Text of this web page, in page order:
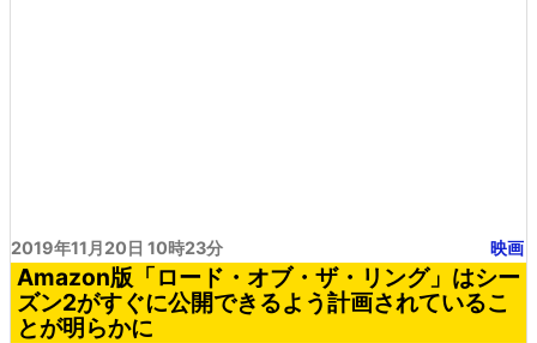
2019年11月20日 10時23分 映画
Amazon版「ロード・オブ・ザ・リング」はシー
ズン2がすぐに公開できるよう計画されているこ
とが明らかに